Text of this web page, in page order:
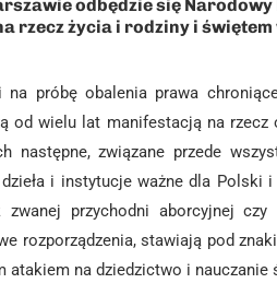
odbędzie się
rzecz życia i rodziny i
na próbę obalenia prawa
od wielu lat manifestacją na
następne, związane przede
i instytucje ważne dla
przychodni aborcyjnej
rozporządzenia, stawiają pod
na dziedzictwo i nauczanie